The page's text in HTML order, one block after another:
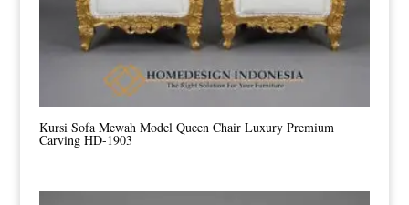
Kursi Sofa Mewah Model Queen Chair Luxury Premium
Carving HD-1903